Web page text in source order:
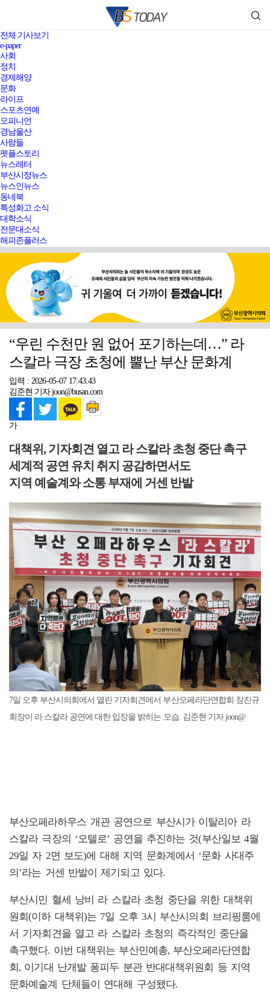
전체 기사보기
e-paper
사회
정치
경제해양
문화
라이프
스포츠연예
오피니언
경남울산
사람들
펫플스토리
뉴스레터
부산시정뉴스
뉴스인뉴스
동네북
특성화고 소식
대학소식
전문대소식
해피존플러스
“우린 수천만 원 없어 포기하는데…” 라
스칼라 극장 초청에 뿔난 부산 문화계
입력 : 2026-05-07 17:43:43
김준현 기자 joon@busan.com
가
대책위, 기자회견 열고 라 스칼라 초청 중단 촉구
세계적 공연 유치 취지 공감하면서도
지역 예술계와 소통 부재에 거센 반발
7일 오후 부산시의회에서 열린 기자회견에서 부산오페라단연합회 장진규
회장이 라 스칼라 공연에 대한 입장을 밝히는 모습. 김준현 기자 joon@
부산오페라하우스 개관 공연으로 부산시가 이탈리아 라
스칼라 극장의 ‘오텔로’ 공연을 추진하는 것(부산일보 4월
29일 자 2면 보도)에 대해 지역 문화계에서 ‘문화 사대주
의’라는 거센 반발이 제기되고 있다.
부산시민 혈세 낭비 라 스칼라 초청 중단을 위한 대책위
원회(이하 대책위)는 7일 오후 3시 부산시의회 브리핑룸에
서 기자회견을 열고 라 스칼라 초청의 즉각적인 중단을
촉구했다. 이번 대책위는 부산민예총, 부산오페라단연합
회, 이기대 난개발 퐁피두 분관 반대대책위원회 등 지역
문화예술계 단체들이 연대해 구성됐다.